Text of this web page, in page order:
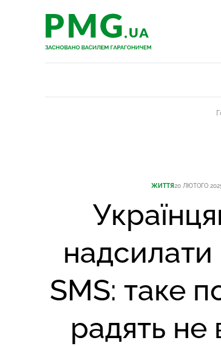
PMG.ua
PMG.ua
ЖИТТЯ20 ЛЮТОГО
надсилати
SMS: таке
радять не